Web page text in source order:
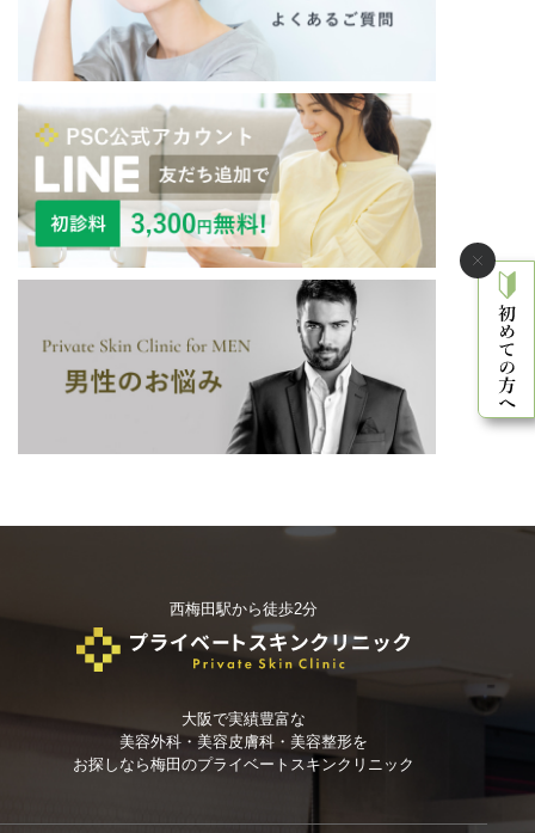
西梅田駅から徒歩2分
大阪で実績豊富な
美容外科・美容皮膚科・美容整形を
お探しなら梅田のプライベートスキンクリニック